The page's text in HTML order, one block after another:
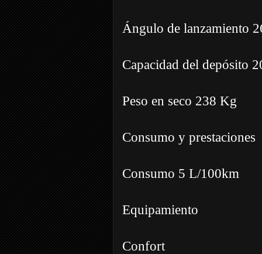
Ángulo de lanzamiento
Capacidad del depósito
Peso en seco 238 Kg
Consumo y prestaciones
Consumo 5 L/100km
Equipamiento
Confort